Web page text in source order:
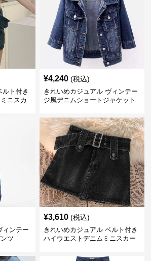
ルト付き
ニスカ
¥4,240 (税込)
きれいめカジュアル ヴィンテー
ジ風デニムショートジャケット
ィンテー
ツ
¥3,610 (税込)
きれいめカジュアル ベルト付き
ハイウエストデニムミニスカー